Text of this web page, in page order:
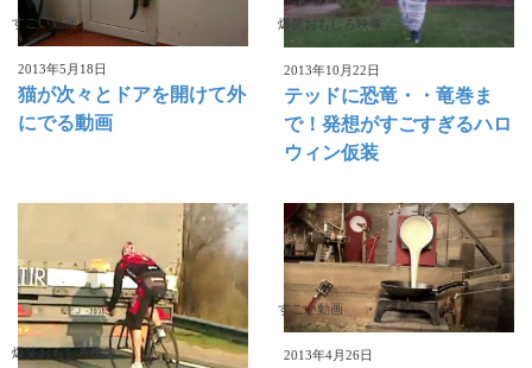
すごい動画
2013年5月18日
猫が次々とドアを開けて外
にでる動画
爆笑おもしろ映像
2013年10月22日
テッドに恐竜・・竜巻ま
で！発想がすごすぎるハロ
ウィン仮装
爆笑おもしろ映像
すごい動画
2013年4月26日